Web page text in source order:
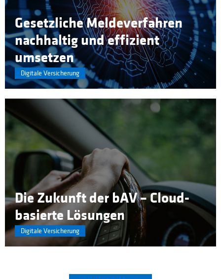
Gesetzliche Meldeverfahren
nachhaltig und effizient
umsetzen
Digitale Versicherung
Die Zukunft der bAV – Cloud-
basierte Lösungen
Digitale Versicherung